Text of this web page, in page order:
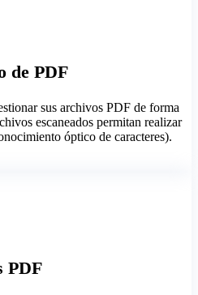
de PDF
sus archivos PDF de forma
escaneados permitan realizar
óptico de caracteres).
PDF